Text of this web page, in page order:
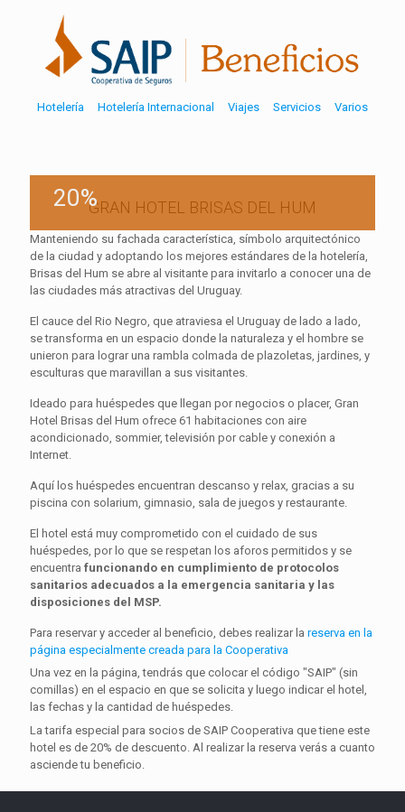
Hotelería Hotelería Internacional Viajes Servicios Varios
GRAN HOTEL BRISAS DEL HUM
20%
Manteniendo su fachada característica, símbolo arquitectónico
de la ciudad y adoptando los mejores estándares de la hotelería,
Brisas del Hum se abre al visitante para invitarlo a conocer una de
las ciudades más atractivas del Uruguay.
El cauce del Rio Negro, que atraviesa el Uruguay de lado a lado,
se transforma en un espacio donde la naturaleza y el hombre se
unieron para lograr una rambla colmada de plazoletas, jardines, y
esculturas que maravillan a sus visitantes.
Ideado para huéspedes que llegan por negocios o placer, Gran
Hotel Brisas del Hum ofrece 61 habitaciones con aire
acondicionado, sommier, televisión por cable y conexión a
Internet.
Aquí los huéspedes encuentran descanso y relax, gracias a su
piscina con solarium, gimnasio, sala de juegos y restaurante.
El hotel está muy comprometido con el cuidado de sus
huéspedes, por lo que se respetan los aforos permitidos y se
encuentra funcionando en cumplimiento de protocolos
sanitarios adecuados a la emergencia sanitaria y las
disposiciones del MSP.
Para reservar y acceder al beneficio, debes realizar la reserva en la
página especialmente creada para la Cooperativa
Una vez en la página, tendrás que colocar el código "SAIP" (sin
comillas) en el espacio en que se solicita y luego indicar el hotel,
las fechas y la cantidad de huéspedes.
La tarifa especial para socios de SAIP Cooperativa que tiene este
hotel es de 20% de descuento. Al realizar la reserva verás a cuanto
asciende tu beneficio.